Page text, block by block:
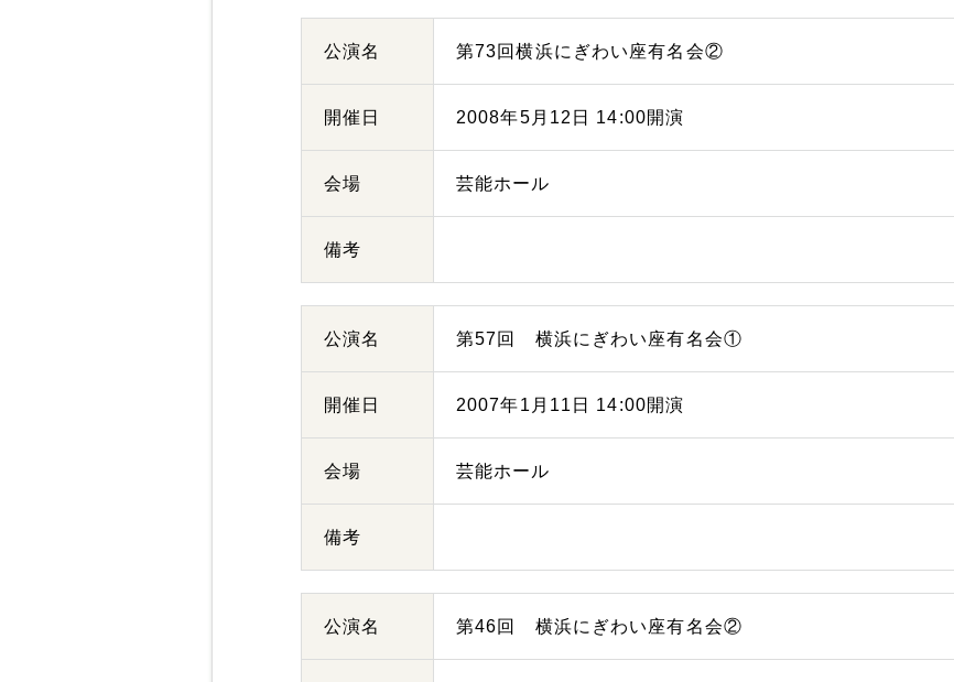
公演名 第73回横浜にぎわい座有名会②
開催日 2008年5月12日 14:00開演
会場 芸能ホール
備考
公演名 第57回 横浜にぎわい座有名会①
開催日 2007年1月11日 14:00開演
会場 芸能ホール
備考
公演名 第46回 横浜にぎわい座有名会②